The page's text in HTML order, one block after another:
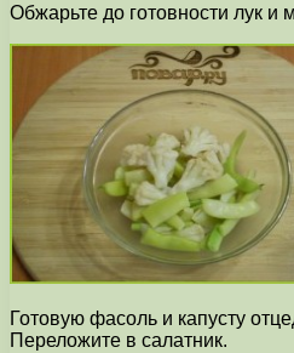
Обжарьте до готовности лук и
Готовую фасоль и капусту
Переложите в салатник.